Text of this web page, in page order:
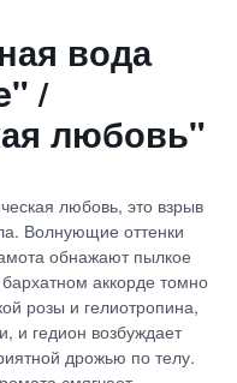
вода
/
любовь"
любовь, это взрыв
Волнующие оттенки
обнажают пылкое
аккорде томно
розы и гелиотропина,
и гедион возбуждает
дрожью по телу.